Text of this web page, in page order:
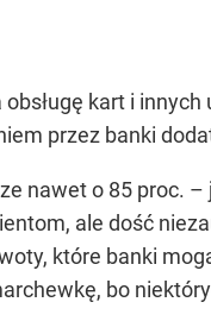
kart i
przez banki
nawet o 85 proc.
ale dość
które banki
bo